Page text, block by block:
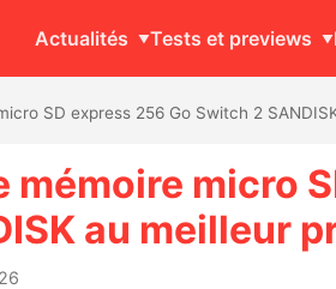
Actualités Tests et previews
SD express 256 Go Switch 2
mémoire micro
au meilleur